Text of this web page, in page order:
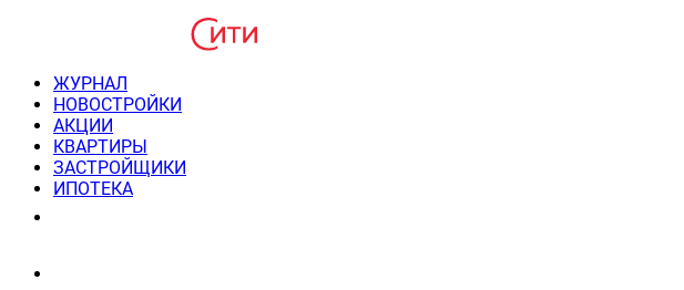
ЖУРНАЛ
НОВОСТРОЙКИ
АКЦИИ
КВАРТИРЫ
ЗАСТРОЙЩИКИ
ИПОТЕКА